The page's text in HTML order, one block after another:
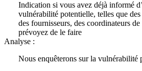
Indication si vous avez déjà informé
vulnérabilité potentielle, telles que des
des fournisseurs, des coordinateurs
prévoyez de le faire
Analyse :
Nous enquêterons sur la vulnérabilité